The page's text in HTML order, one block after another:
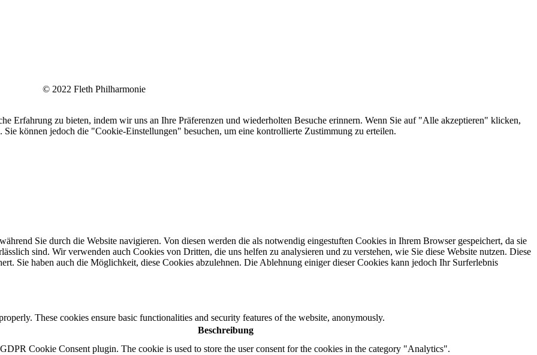
© 2022 Fleth Philharmonie
Erfahrung zu bieten, indem wir uns an Ihre Präferenzen und wiederholten Besuche erinnern. Wenn Sie auf "Alle akzeptieren" klicken,
können jedoch die "Cookie-Einstellungen" besuchen, um eine kontrollierte Zustimmung zu erteilen.
Sie durch die Website navigieren. Von diesen werden die als notwendig eingestuften Cookies in Ihrem Browser gespeichert, da sie
sind. Wir verwenden auch Cookies von Dritten, die uns helfen zu analysieren und zu verstehen, wie Sie diese Website nutzen. Diese
Sie haben auch die Möglichkeit, diese Cookies abzulehnen. Die Ablehnung einiger dieser Cookies kann jedoch Ihr Surferlebnis
These cookies ensure basic functionalities and security features of the website, anonymously.
Beschreibung
Cookie Consent plugin. The cookie is used to store the user consent for the cookies in the category "Analytics".